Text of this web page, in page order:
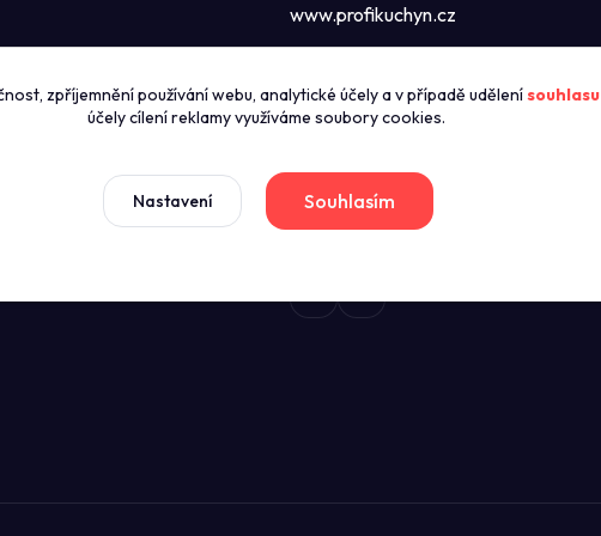
www.profikuchyn.cz
+420774421626
sales@profikuchyn.cz
zpříjemnění používání webu, analytické účely a v případě udělenísouhlasu
účely cílení reklamy využíváme soubory cookies.
Nastavení Souhlasím